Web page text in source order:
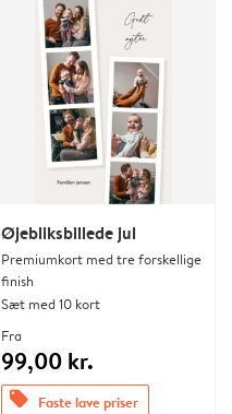
Øjebliksbillede jul
Premiumkort med tre forskellige
finish
Sæt med 10 kort
Fra
99,00 kr.
offers Faste lave priser